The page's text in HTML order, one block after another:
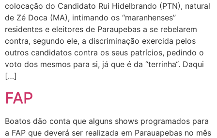
colocação do Candidato Rui Hidelbrando (PTN), natural
de Zé Doca (MA), intimando os “maranhenses”
residentes e eleitores de Paraupebas a se rebelarem
contra, segundo ele, a discriminação exercida pelos
outros candidatos contra os seus patrícios, pedindo o
voto dos mesmos para si, já que é da “terrinha“. Daqui
[…]
FAP
Boatos dão conta que alguns shows programados para
a FAP que deverá ser realizada em Parauapebas no mês